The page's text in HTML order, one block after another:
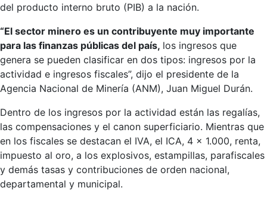
del producto interno bruto (PIB) a la nación.
“El sector minero es un contribuyente muy importante
para las finanzas públicas del país, los ingresos que
genera se pueden clasificar en dos tipos: ingresos por la
actividad e ingresos fiscales”, dijo el presidente de la
Agencia Nacional de Minería (ANM), Juan Miguel Durán.
Dentro de los ingresos por la actividad están las regalías,
las compensaciones y el canon superficiario. Mientras que
en los fiscales se destacan el IVA, el ICA, 4 x 1.000, renta,
impuesto al oro, a los explosivos, estampillas, parafiscales
y demás tasas y contribuciones de orden nacional,
departamental y municipal.